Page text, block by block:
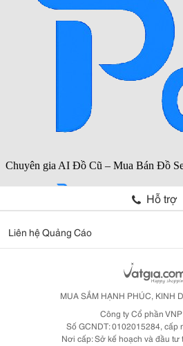
Hỗ trợ
Liên hệ Quảng Cáo
MUA SẮM HẠNH PHÚC, KINH
Công ty Cổ phần
Số GCNDT: 0102015284, cấp
Nơi cấp: Sở kế hoạch và đầu tư